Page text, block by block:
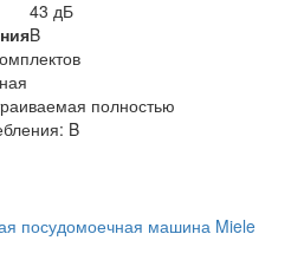
43 дБ
B
полностью
B